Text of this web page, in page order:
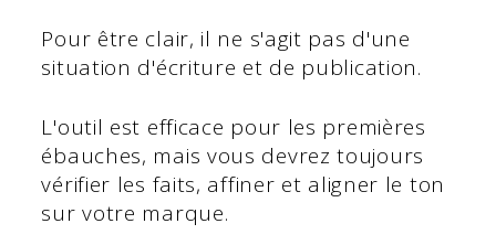
Pour être clair, il ne s'agit pas d'une
situation d'écriture et de publication.
L'outil est efficace pour les premières
ébauches, mais vous devrez toujours
vérifier les faits, affiner et aligner le ton
sur votre marque.